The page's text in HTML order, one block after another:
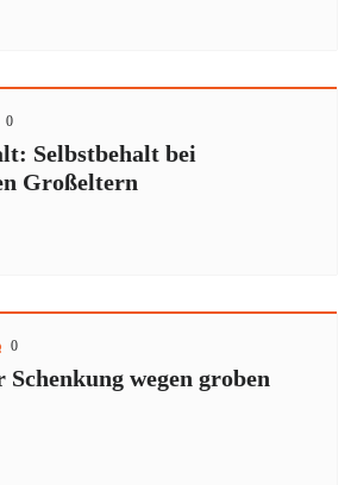
0
Selbstbehalt bei
Großeltern
0
wegen groben